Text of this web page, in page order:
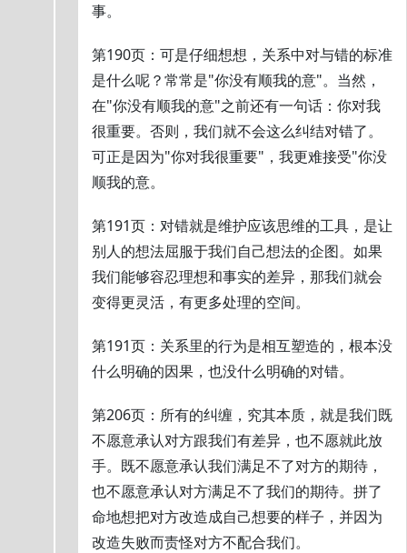
事。
第190页：可是仔细想想，关系中对与错的标准
是什么呢？常常是"你没有顺我的意"。当然，
在"你没有顺我的意"之前还有一句话：你对我
很重要。否则，我们就不会这么纠结对错了。
可正是因为"你对我很重要"，我更难接受"你没
顺我的意。
第191页：对错就是维护应该思维的工具，是让
别人的想法屈服于我们自己想法的企图。如果
我们能够容忍理想和事实的差异，那我们就会
变得更灵活，有更多处理的空间。
第191页：关系里的行为是相互塑造的，根本没
什么明确的因果，也没什么明确的对错。
第206页：所有的纠缠，究其本质，就是我们既
不愿意承认对方跟我们有差异，也不愿就此放
手。既不愿意承认我们满足不了对方的期待，
也不愿意承认对方满足不了我们的期待。拼了
命地想把对方改造成自己想要的样子，并因为
改造失败而责怪对方不配合我们。